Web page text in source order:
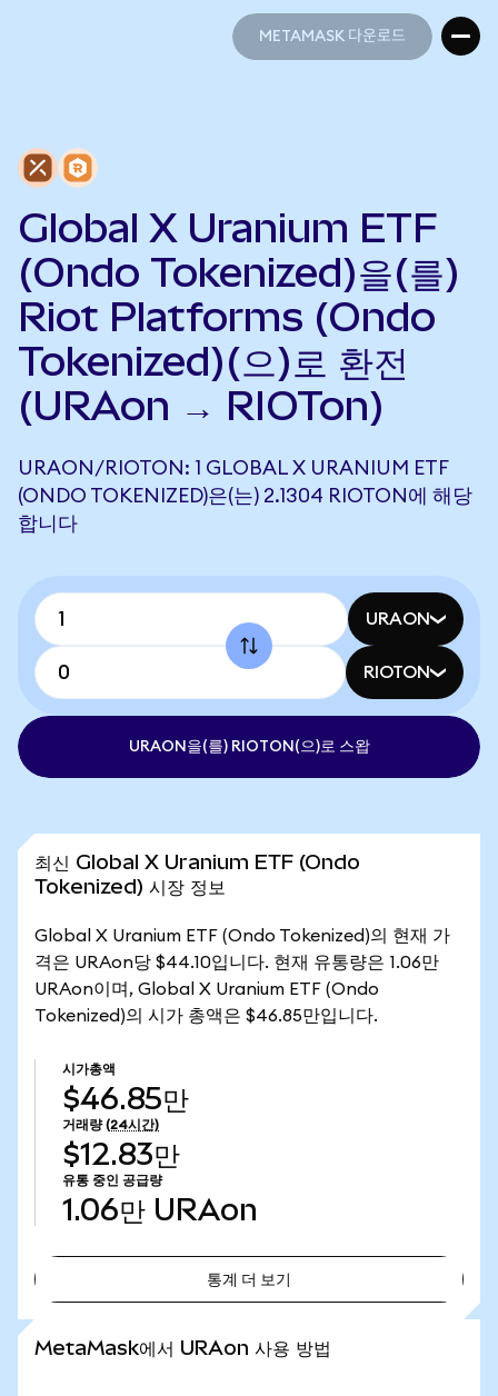
METAMASK 다운로드
Global X Uranium ETF
(Ondo Tokenized)을(를)
Riot Platforms (Ondo
Tokenized)(으)로 환전
(URAon → RIOTon)
URAON/RIOTON: 1 GLOBAL X URANIUM ETF
(ONDO TOKENIZED)은(는) 2.1304 RIOTON에 해당
합니다
URAON
RIOTON
URAON을(를) RIOTON(으)로 스왑
최신 Global X Uranium ETF (Ondo
Tokenized) 시장 정보
Global X Uranium ETF (Ondo Tokenized)의 현재 가
격은 URAon당 $44.10입니다. 현재 유통량은 1.06만
URAon이며, Global X Uranium ETF (Ondo
Tokenized)의 시가 총액은 $46.85만입니다.
시가총액
$46.85만
거래량 (24시간)
$12.83만
유통 중인 공급량
1.06만 URAon
통계 더 보기
MetaMask에서 URAon 사용 방법